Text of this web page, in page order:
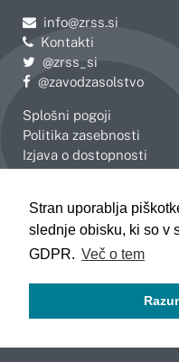
Stran uporablja
slednje obisku, ki so v
GDPR. Več o tem
Pošljite e-mail na
info@zrss.si
Kontakti
Pojdite na Twitter:
@zrss_si
Pojdite na Facebook:
@zavodzasolstvo
Splošni pogoji
Politika zasebnosti
Izjava o dostopnosti
Celje
Koper
Kranj